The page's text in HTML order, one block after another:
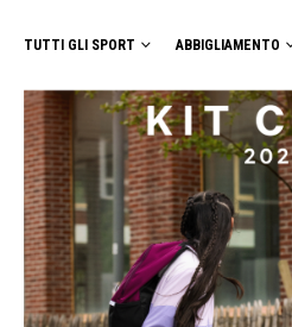
TUTTI GLI SPORT ABBIGLIAMENTO